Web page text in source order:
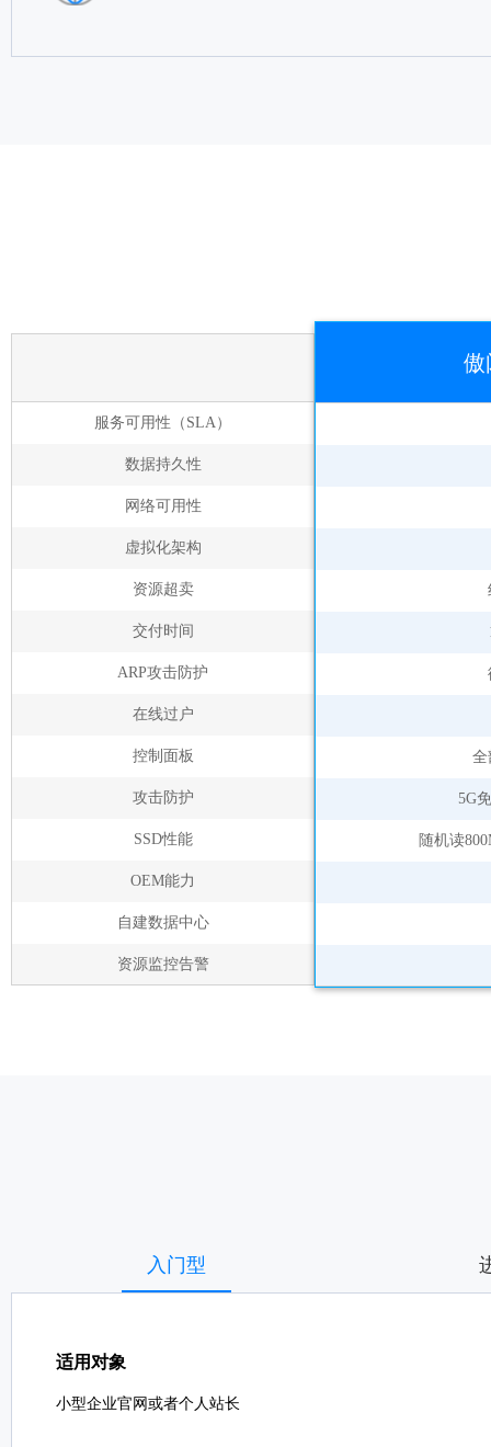
服务可用性（SLA）
数据持久性
网络可用性
虚拟化架构
资源超卖
交付时间
ARP攻击防护
在线过户
控制面板
攻击防护
SSD性能
OEM能力
自建数据中心
资源监控告警
傲
全
5G
随机读
入门型
适用对象
小型企业官网或者个人站长